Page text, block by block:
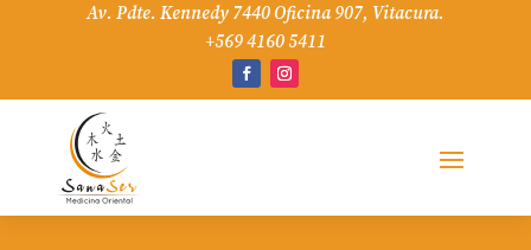
Av. Pdte. Kennedy 7440 Oficina 907, Vitacura.
+569 4160 5411